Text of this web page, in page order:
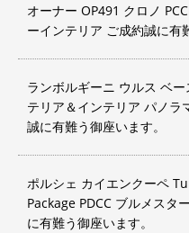
オーナー OP491 クロノ
ーインテリア ご成約誠に有
ランボルギーニ ウルス ベ
テリア＆インテリア パノ
誠に有難う御座います。
ポルシェ カイエンクーペ
Package PDCC ブルメスタ
に有難う御座います。